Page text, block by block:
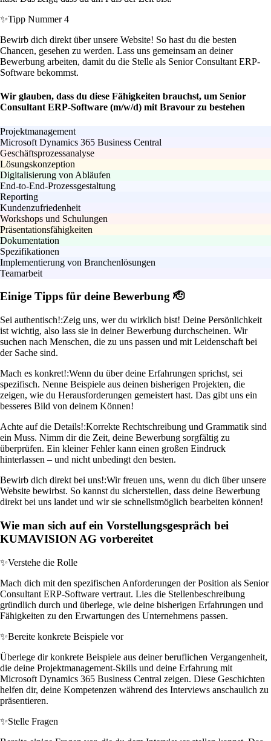
✨Tipp Nummer 4
Bewirb dich direkt über unsere Website! So hast du die besten
Chancen, gesehen zu werden. Lass uns gemeinsam an deiner
Bewerbung arbeiten, damit du die Stelle als Senior Consultant ERP-
Software bekommst.
Wir glauben, dass du diese Fähigkeiten brauchst, um Senior
Consultant ERP-Software (m/w/d) mit Bravour zu bestehen
Projektmanagement
Microsoft Dynamics 365 Business Central
Geschäftsprozessanalyse
Lösungskonzeption
Digitalisierung von Abläufen
End-to-End-Prozessgestaltung
Reporting
Kundenzufriedenheit
Workshops und Schulungen
Präsentationsfähigkeiten
Dokumentation
Spezifikationen
Implementierung von Branchenlösungen
Teamarbeit
Einige Tipps für deine Bewerbung 🫡
Sei authentisch!:Zeig uns, wer du wirklich bist! Deine Persönlichkeit
ist wichtig, also lass sie in deiner Bewerbung durchscheinen. Wir
suchen nach Menschen, die zu uns passen und mit Leidenschaft bei
der Sache sind.
Mach es konkret!:Wenn du über deine Erfahrungen sprichst, sei
spezifisch. Nenne Beispiele aus deinen bisherigen Projekten, die
zeigen, wie du Herausforderungen gemeistert hast. Das gibt uns ein
besseres Bild von deinem Können!
Achte auf die Details!:Korrekte Rechtschreibung und Grammatik sind
ein Muss. Nimm dir die Zeit, deine Bewerbung sorgfältig zu
überprüfen. Ein kleiner Fehler kann einen großen Eindruck
hinterlassen – und nicht unbedingt den besten.
Bewirb dich direkt bei uns!:Wir freuen uns, wenn du dich über unsere
Website bewirbst. So kannst du sicherstellen, dass deine Bewerbung
direkt bei uns landet und wir sie schnellstmöglich bearbeiten können!
Wie man sich auf ein Vorstellungsgespräch bei
KUMAVISION AG vorbereitet
✨Verstehe die Rolle
Mach dich mit den spezifischen Anforderungen der Position als Senior
Consultant ERP-Software vertraut. Lies die Stellenbeschreibung
gründlich durch und überlege, wie deine bisherigen Erfahrungen und
Fähigkeiten zu den Erwartungen des Unternehmens passen.
✨Bereite konkrete Beispiele vor
Überlege dir konkrete Beispiele aus deiner beruflichen Vergangenheit,
die deine Projektmanagement-Skills und deine Erfahrung mit
Microsoft Dynamics 365 Business Central zeigen. Diese Geschichten
helfen dir, deine Kompetenzen während des Interviews anschaulich zu
präsentieren.
✨Stelle Fragen